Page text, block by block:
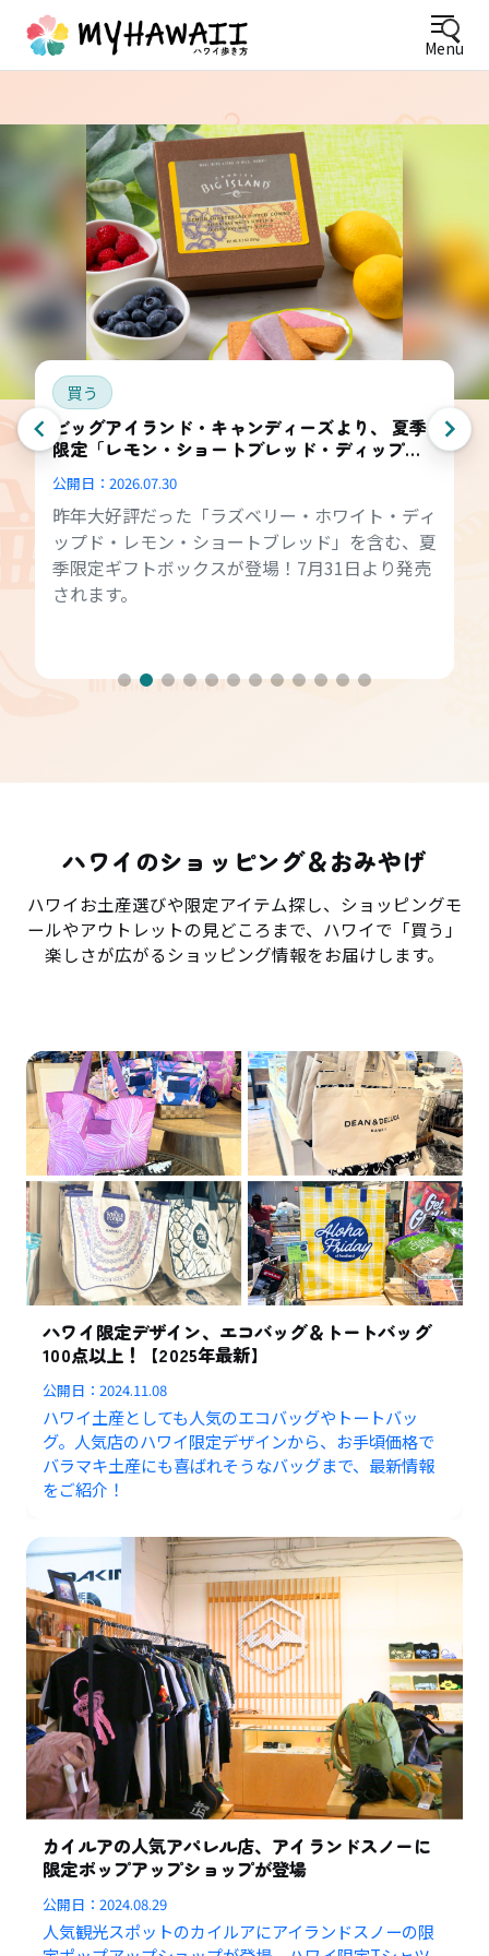
Menu
買う
ビッグアイランド・キャンディーズより、 夏季
限定「レモン・ショートブレッド・ディップ
公開日： 2026.07.30
昨年大好評だった「ラズベリー・ホワイト・ディ
ップド・レモン・ショートブレッド」を含む、夏
季限定ギフトボックスが登場！7月31日より発売
されます。
ハワイのショッピング＆おみやげ
ハワイお土産選びや限定アイテム探し、ショッピングモ
ールやアウトレットの見どころまで、ハワイで「買う」
楽しさが広がるショッピング情報をお届けします。
ハワイ限定デザイン、エコバッグ＆トートバッグ
100点以上！【2025年最新】
公開日：2024.11.08
ハワイ土産としても人気のエコバッグやトートバッ
グ。人気店のハワイ限定デザインから、お手頃価格で
バラマキ土産にも喜ばれそうなバッグまで、最新情報
をご紹介！
カイルアの人気アパレル店、アイランドスノーに
限定ポップアップショップが登場
公開日：2024.08.29
人気観光スポットのカイルアにアイランドスノーの限